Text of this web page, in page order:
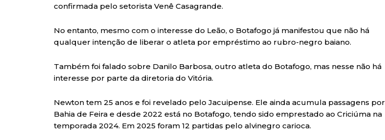
confirmada pelo setorista Venê Casagrande.
No entanto, mesmo com o interesse do Leão, o Botafogo já manifestou que não há
qualquer intenção de liberar o atleta por empréstimo ao rubro-negro baiano.
Também foi falado sobre Danilo Barbosa, outro atleta do Botafogo, mas nesse não há
interesse por parte da diretoria do Vitória.
Newton tem 25 anos e foi revelado pelo Jacuipense. Ele ainda acumula passagens por
Bahia de Feira e desde 2022 está no Botafogo, tendo sido emprestado ao Criciúma na
temporada 2024. Em 2025 foram 12 partidas pelo alvinegro carioca.